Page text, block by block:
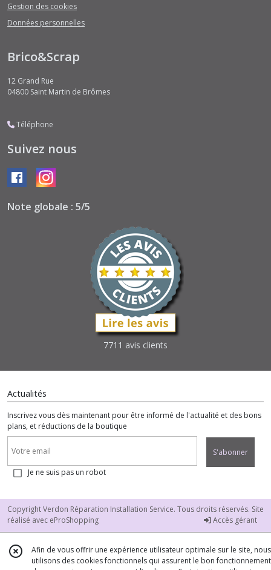
Gestion des cookies
Données personnelles
Brico&Scrap
12 Grand Rue
04800 Saint Martin de Brômes
Téléphone
Suivez nous
Note globale : 5/5
7711 avis clients
Actualités
Inscrivez vous dès maintenant pour être informé de l'actualité et des bons
plans, et réductions de la boutique
S'abonner
Je ne suis pas un robot
Copyright Verdon Réparation Installation Service. Tous droits réservés. Site
réalisé avec eProShopping Accès gérant
Afin de vous offrir une expérience utilisateur optimale sur le site, nous
utilisons des cookies fonctionnels qui assurent le bon fonctionnement